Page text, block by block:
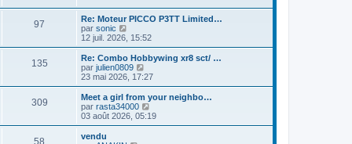
a
g
e
m
e
s
a
g
e
n
i
r
m
e
s
s
a
g
e
e
d
r
n
i
e
r
m
e
s
s
a
e
t
e
l
e
d
e
r
n
i
e
r
m
97
Re: Moteur PICCO P3TT Limited…
par sonic
o
n
s
u
t
e
r
l
e
12 juil. 2026, 15:52
135
Re: Combo Hobbywing xr8 sct/ …
par julien0809
o
n
s
u
l
23 mai 2026, 17:27
309
Meet a girl from your neighbo…
par rasta34000
o
n
03 août 2026, 05:19
58
vendu